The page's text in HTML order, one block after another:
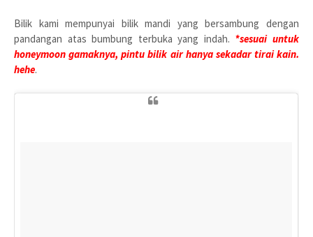
Bilik kami mempunyai bilik mandi yang bersambung dengan
pandangan atas bumbung terbuka yang indah. *sesuai untuk
honeymoon gamaknya, pintu bilik air hanya sekadar tirai kain.
hehe.